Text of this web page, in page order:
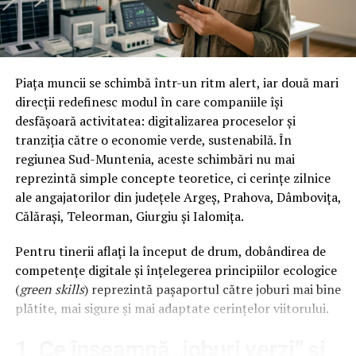
corporala profesionale.
Pe langa intrebarile tehnice, este esential sa consideri si
ce isi doresc si au nevoie clientii tai. Aparatele de
remodelare corporala profesionale pot oferi o gama
variata de tratamente, de la reducerea grasimii si
celulitei la imbunatatirea tonusului pielii. Asigura-te ca
alegi echipamente care raspund cel mai bine cererilor si
nevoilor clientelei tale.
Investitia pe care o faci intr-un aparat de remodelare
corporala profesional trebuie sa fie justificata din punct
de vedere financiar. Analizeaza costurile initiale,
potentialul de venit si timpul necesar pentru a recupera
preluarea completă a curățeniei ulterioare;
Pentru situații neprevăzute– intervenții de
urgență în cazul inundațiilor sau incendiilor;
Pentru covoare și mochete– spălare
profesională, cu eliminarea petelor, bacteriilor și
mirosurilor;
Pentru suprafețele de marmură și granit
tratamente de impermeabilizare, pentru protecție și
strălucire de durată.
Piața muncii se schimbă într-un ritm alert, iar două mari
direcții redefinesc modul în care companiile își
desfășoară activitatea: digitalizarea proceselor și
tranziția către o economie verde, sustenabilă. În
regiunea Sud-Muntenia, aceste schimbări nu mai
reprezintă simple concepte teoretice, ci cerințe zilnice
ale angajatorilor din județele Argeș, Prahova, Dâmbovița,
Călărași, Teleorman, Giurgiu și Ialomița.
Pentru tinerii aflați la început de drum, dobândirea de
competențe digitale și înțelegerea principiilor ecologice
(green skills) reprezintă pașaportul către joburi mai bine
plătite, mai sigure și mai adaptate cerințelor viitorului.